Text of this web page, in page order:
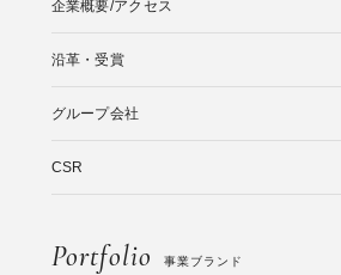
企業概要/アクセス
沿革・受賞
グループ会社
CSR
Portfolio 事業ブランド